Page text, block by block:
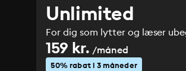
Unlimited
For dig som lytter og læser
159 kr. /måned
50% rabat i 3 måneder